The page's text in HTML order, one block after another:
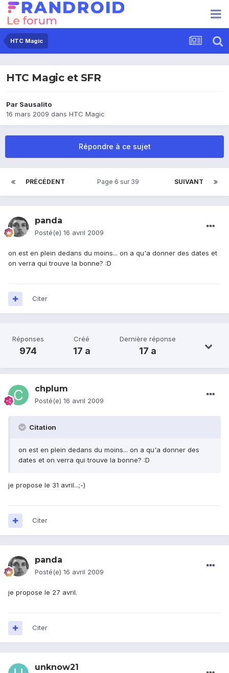
HTC Magic
HTC Magic et SFR
Par Sausalito
16 mars 2009 dans HTC Magic
Répondre à ce sujet
PRÉCÉDENT SUIVANT
Page 6 sur 39
panda
Posté(e) 16 avril 2009
on est en plein dedans du moins... on a qu'a donner des dates et
on verra qui trouve la bonne? :D
Citer
Réponses
974
Créé
17 a
Dernière réponse
17 a
chplum
Posté(e) 16 avril 2009
Citation
on est en plein dedans du moins... on a qu'a donner des
dates et on verra qui trouve la bonne? :D
je propose le 31 avril...;-)
Citer
panda
Posté(e) 16 avril 2009
je propose le 27 avril.
Citer
unknow21